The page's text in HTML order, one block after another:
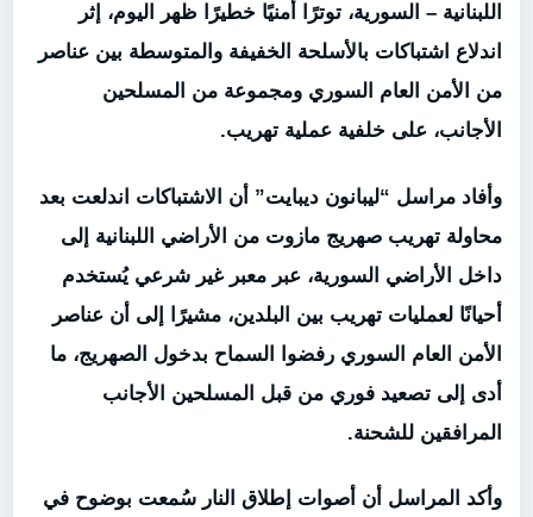
اللبنانية – السورية، توترًا أمنيًا خطيرًا ظهر اليوم، إثر
اندلاع اشتباكات بالأسلحة الخفيفة والمتوسطة بين عناصر
من الأمن العام السوري ومجموعة من المسلحين
الأجانب، على خلفية عملية تهريب.
وأفاد مراسل “ليبانون ديبايت” أن الاشتباكات اندلعت بعد
محاولة تهريب صهريج مازوت من الأراضي اللبنانية إلى
داخل الأراضي السورية، عبر معبر غير شرعي يُستخدم
أحيانًا لعمليات تهريب بين البلدين، مشيرًا إلى أن عناصر
الأمن العام السوري رفضوا السماح بدخول الصهريج، ما
أدى إلى تصعيد فوري من قبل المسلحين الأجانب
المرافقين للشحنة.
وأكد المراسل أن أصوات إطلاق النار سُمعت بوضوح في